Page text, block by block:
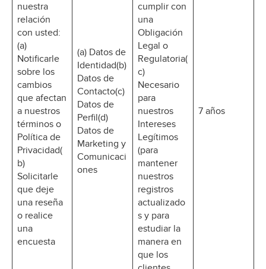
nuestra
relación
con usted:
(a)
Notificarle
sobre los
cambios
que afectan
a nuestros
términos o
Política de
Privacidad(
b)
Solicitarle
que deje
una reseña
o realice
una
encuesta
(a) Datos de
Identidad(b)
Datos de
Contacto(c)
Datos de
Perfil(d)
Datos de
Marketing y
Comunicaci
ones
cumplir con
una
Obligación
Legal o
Regulatoria(
c)
Necesario
para
nuestros
Intereses
Legítimos
(para
mantener
nuestros
registros
actualizado
s y para
estudiar la
manera en
que los
7 años